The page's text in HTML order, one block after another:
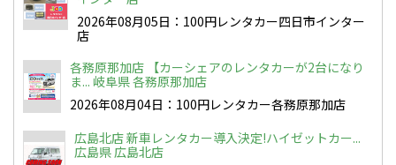
2026年08月05日：100円レンタカー四日市インター
店
各務原那加店 【カーシェアのレンタカーが2台になり
ま... 岐阜県 各務原那加店
2026年08月04日：100円レンタカー各務原那加店
広島北店 新車レンタカー導入決定!ハイゼットカー...
広島県 広島北店